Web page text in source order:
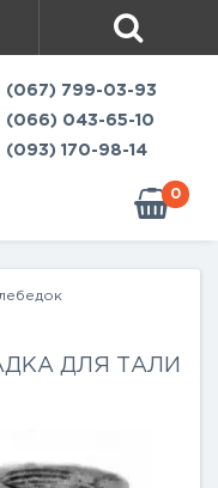
(067) 799-03-93
(066) 043-65-10
(093) 170-98-14
0
ДЛЯ ТАЛИ